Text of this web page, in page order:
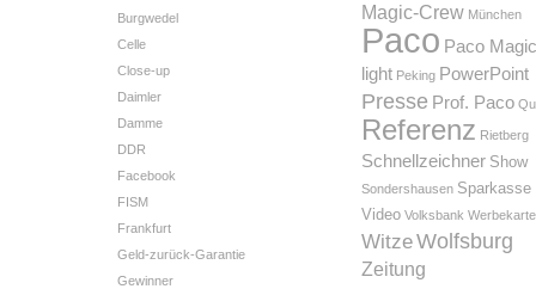
Burgwedel
Celle
Close-up
Daimler
Damme
DDR
Facebook
FISM
Frankfurt
Geld-zurück-Garantie
Gewinner
Magic-Crew München
Paco Paco Magic
light Peking PowerPoint
Presse Prof. Paco
Referenz Rietberg
Schnellzeichner Show
Sondershausen Sparkasse
Video Volksbank
WitzeWolfsburg
Zeitung